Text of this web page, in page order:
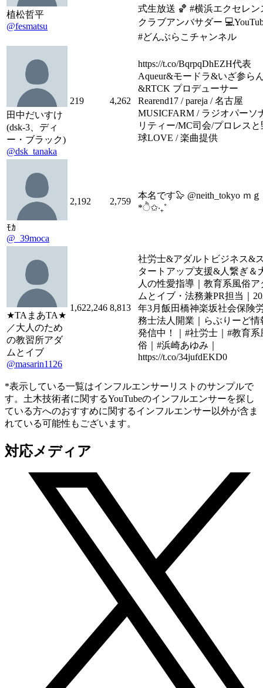
植松哲平
@fesmatsu
式生放送 🏀 #横浜エクセレン
クラブアンバサダー
#どんぶらこチャンネル
田中だいすけ
(dsk-3、ディ
ー・ブラック)
@dsk_tanaka
219 4,262
https://t.co/BqrpqDhEZH代表
Aqueur&モードラ&いざ参ら
&RTCK プロデューサー
Rearend17 / pareja / 名古屋
MUSICFARM / ラジオパーソ
リティー/MC司会/プロレスと
球LOVE / 楽曲提供
ﾓｶ
@_39moca
2,192 2,759
本名です🦭 @neith_tokyo ｍｇ
*ੈ✩‧₊˚
★TAまあTA★
／大人のため
の教習所アダ
ムとイブ
@masarin1126
1,622,246 8,813
社労士&アダルトビジネス&
タートアップ支援&人繋ぎ＆
人の性愛指導｜教育系風俗ア
ムとイブ・法務兼PR担当｜
年3月飯田橋神楽坂社会保険
務士法人開業｜らぶりーど情
発信中！｜#社労士｜#教育系
俗｜#浜崎あゆみ｜
https://t.co/34jufdEKD0
*表示している一覧はインフルエンサーリストのサンプルで
す。土木技術者に関するYouTubeのインフルエンサーを探し
ている方へのおすすめに関するインフルエンサー以外が含ま
れている可能性もございます。
対応メディア